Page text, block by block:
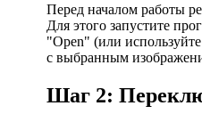
Перед началом работы
Для этого запустите
"Open" (или
с выбранным
Шаг 2: